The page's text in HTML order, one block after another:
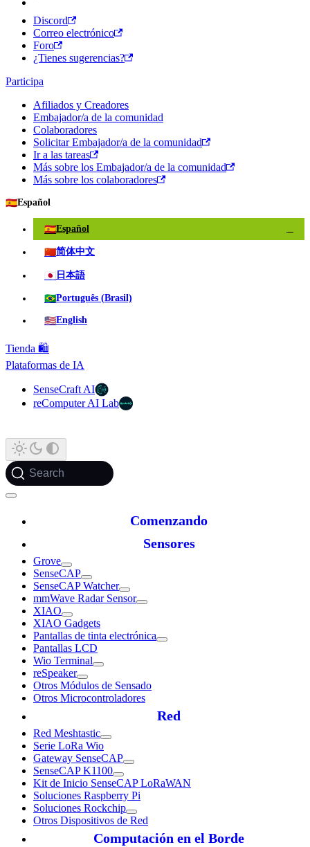
Discord
Correo electrónico
Foro
¿Tienes sugerencias?
Participa
Afiliados y Creadores
Embajador/a de la comunidad
Colaboradores
Solicitar Embajador/a de la comunidad
Ir a las tareas
Más sobre los Embajador/a de la comunidad
Más sobre los colaboradores
🇪🇸Español
🇪🇸Español
🇨🇳简体中文
🇯🇵 日本語
🇧🇷Português (Brasil)
🇺🇸English
Tienda 🛍️
Plataformas de IA
SenseCraft AI
reComputer AI Lab
Search
Comenzando
Sensores
Grove
SenseCAP
SenseCAP Watcher
mmWave Radar Sensor
XIAO
XIAO Gadgets
Pantallas de tinta electrónica
Pantallas LCD
Wio Terminal
reSpeaker
Otros Módulos de Sensado
Otros Microcontroladores
Red
Red Meshtastic
Serie LoRa Wio
Gateway SenseCAP
SenseCAP K1100
Kit de Inicio SenseCAP LoRaWAN
Soluciones Raspberry Pi
Soluciones Rockchip
Otros Dispositivos de Red
Computación en el Borde